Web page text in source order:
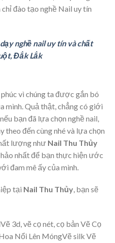
đào tạo nghề Nail uy tín
nghề nail uy tín và chất
Đắk Lắk
vì chúng ta được gắn bó
mình. Quả thật, chẳng có giới
bạn đã lựa chọn nghề nail,
theo đến cùng nhé và lựa chọn
lượng như Nail Thu Thủy
nhất để bạn thực hiện ước
đam mê ấy của mình.
tại Nail Thu Thủy, bạn sẽ
3d, vẽ cọ nét, cọ bản Vẽ Cọ
Nổi Lên MóngVẽ silk Vẽ